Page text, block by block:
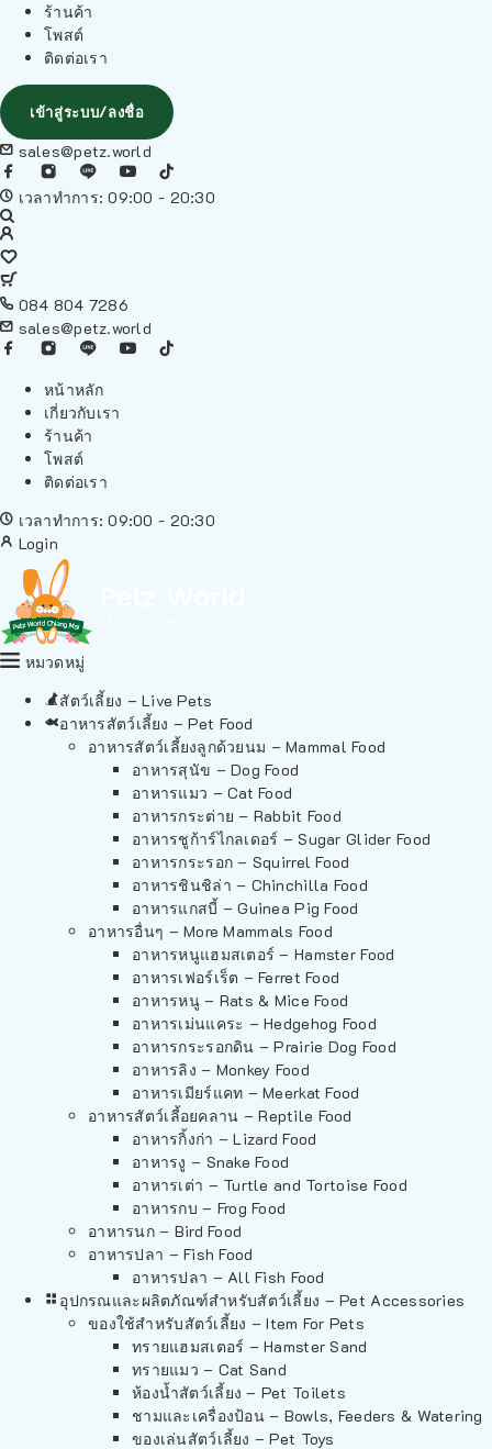
ร้านค้า
โพสต์
ติดต่อเรา
เข้าสู่ระบบ/ลงชื่อ
sales@petz.world
เวลาทำการ: 09:00 - 20:30
084 804 7286
sales@petz.world
หน้าหลัก
เกี่ยวกับเรา
ร้านค้า
โพสต์
ติดต่อเรา
เวลาทำการ: 09:00 - 20:30
Login
หมวดหมู่
สัตว์เลี้ยง – Live Pets
อาหารสัตว์เลี้ยง – Pet Food
อาหารสัตว์เลี้ยงลูกด้วยนม – Mammal Food
อาหารสุนัข – Dog Food
อาหารแมว – Cat Food
อาหารกระต่าย – Rabbit Food
อาหารชูก้าร์ไกลเดอร์ – Sugar Glider Food
อาหารกระรอก – Squirrel Food
อาหารชินชิล่า – Chinchilla Food
อาหารแกสบี้ – Guinea Pig Food
อาหารอื่นๆ – More Mammals Food
อาหารหนูแฮมสเตอร์ – Hamster Food
อาหารเฟอร์เร็ต – Ferret Food
อาหารหนู – Rats & Mice Food
อาหารเม่นแคระ – Hedgehog Food
อาหารกระรอกดิน – Prairie Dog Food
อาหารลิง – Monkey Food
อาหารเมียร์แคท – Meerkat Food
อาหารสัตว์เลี้อยคลาน – Reptile Food
อาหารกิ้งก่า – Lizard Food
อาหารงู – Snake Food
อาหารเต่า – Turtle and Tortoise Food
อาหารกบ – Frog Food
อาหารนก – Bird Food
อาหารปลา – Fish Food
อาหารปลา – All Fish Food
อุปกรณและผลิตภัณฑ์สำหรับสัตว์เลี้ยง – Pet Accessories
ของใช้สำหรับสัตว์เลี้ยง – Item For Pets
ทรายแฮมสเตอร์ – Hamster Sand
ทรายแมว – Cat Sand
ห้องน้ำสัตว์เลี้ยง – Pet Toilets
ชามและเครื่องป้อน – Bowls, Feeders & Watering
ของเล่นสัตว์เลี้ยง – Pet Toys